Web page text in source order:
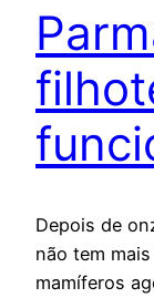
Depois de
não tem
mamíferos